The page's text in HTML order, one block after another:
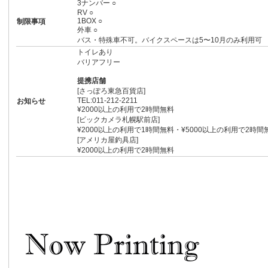
制限事項
3ナンバー ○
RV ○
1BOX ○
外車 ○
バス・特殊車不可。バイクスペースは5〜10月のみ利用可
お知らせ
トイレあり
バリアフリー
提携店舗
[さっぽろ東急百貨店]
TEL:011-212-2211
¥2000以上の利用で2時間無料
[ビックカメラ札幌駅前店]
¥2000以上の利用で1時間無料・¥5000以上の利用で2時間
[アメリカ屋釣具店]
¥2000以上の利用で2時間無料